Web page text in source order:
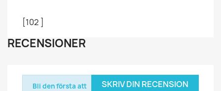
[102 ]
RECENSIONER
SKRIV DIN RECENSION
Bli den första att